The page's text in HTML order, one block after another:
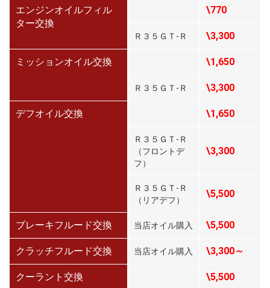
エンジンオイルフィル
ター交換
\770
Ｒ３５ＧＴ-Ｒ \3,300
ミッションオイル交換 \1,650
Ｒ３５ＧＴ-Ｒ \3,300
デフオイル交換 \1,650
Ｒ３５ＧＴ-Ｒ
（フロントデ
フ）
\3,300
Ｒ３５ＧＴ-Ｒ
（リアデフ）
\5,500
ブレーキフルード交換 当店オイル購入 \5,500
クラッチフルード交換 当店オイル購入 \3,300～
クーラント交換 \5,500